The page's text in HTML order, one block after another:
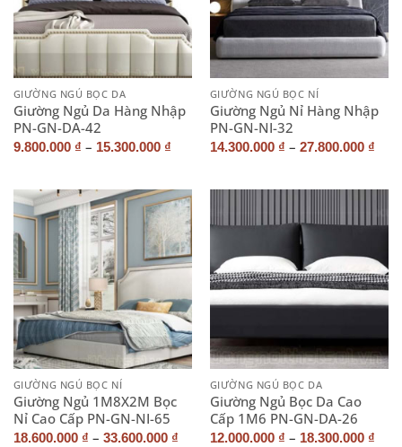
GIƯỜNG NGỦ BỌC DA
Giường Ngủ Da Hàng Nhập
PN-GN-DA-42
9.800.000 ₫ – 15.300.000 ₫
GIƯỜNG NGỦ BỌC NỈ
Giường Ngủ Nỉ Hàng Nhập
PN-GN-NI-32
14.300.000 ₫ – 27.800.000 ₫
GIƯỜNG NGỦ BỌC NỈ
Giường Ngủ 1M8X2M Bọc
Nỉ Cao Cấp PN-GN-NI-65
18.600.000 ₫ – 33.600.000 ₫
GIƯỜNG NGỦ BỌC DA
Giường Ngủ Bọc Da Cao
Cấp 1M6 PN-GN-DA-26
12.000.000 ₫ – 18.300.000 ₫